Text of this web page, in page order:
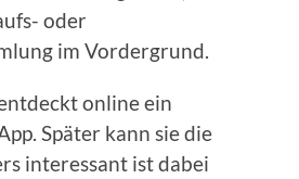
oder
im Vordergrund.
online ein
Später kann sie die
interessant ist dabei